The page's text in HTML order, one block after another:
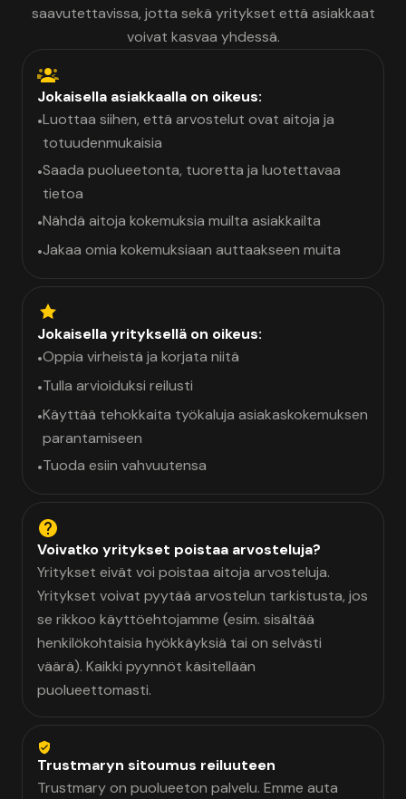
saavutettavissa, jotta sekä yritykset että asiakkaat
voivat kasvaa yhdessä.
Jokaisella asiakkaalla on oikeus:
•Luottaa siihen, että arvostelut ovat aitoja ja
totuudenmukaisia
•Saada puolueetonta, tuoretta ja luotettavaa
tietoa
•Nähdä aitoja kokemuksia muilta asiakkailta
•Jakaa omia kokemuksiaan auttaakseen muita
Jokaisella yrityksellä on oikeus:
•Oppia virheistä ja korjata niitä
•Tulla arvioiduksi reilusti
•Käyttää tehokkaita työkaluja asiakaskokemuksen
parantamiseen
•Tuoda esiin vahvuutensa
Voivatko yritykset poistaa arvosteluja?
Yritykset eivät voi poistaa aitoja arvosteluja.
Yritykset voivat pyytää arvostelun tarkistusta, jos
se rikkoo käyttöehtojamme (esim. sisältää
henkilökohtaisia hyökkäyksiä tai on selvästi
väärä). Kaikki pyynnöt käsitellään
puolueettomasti.
Trustmaryn sitoumus reiluuteen
Trustmary on puolueeton palvelu. Emme auta